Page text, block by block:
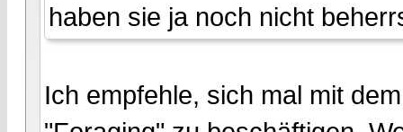
haben sie ja noch nicht
Ich empfehle, sich mal mit